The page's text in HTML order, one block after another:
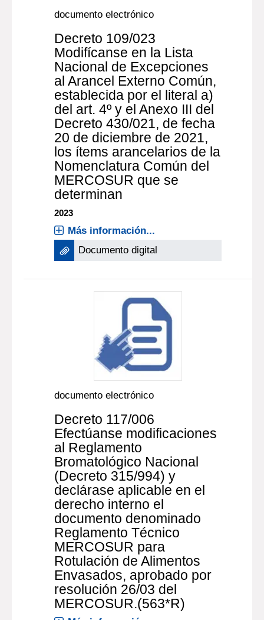
documento electrónico
Decreto 109/023
Modifícanse en la Lista
Nacional de Excepciones
al Arancel Externo Común,
establecida por el literal a)
del art. 4º y el Anexo III del
Decreto 430/021, de fecha
20 de diciembre de 2021,
los ítems arancelarios de la
Nomenclatura Común del
MERCOSUR que se
determinan
2023
Más información...
Documento digital
documento electrónico
Decreto 117/006
Efectúanse modificaciones
al Reglamento
Bromatológico Nacional
(Decreto 315/994) y
declárase aplicable en el
derecho interno el
documento denominado
Reglamento Técnico
MERCOSUR para
Rotulación de Alimentos
Envasados, aprobado por
resolución 26/03 del
MERCOSUR.(563*R)